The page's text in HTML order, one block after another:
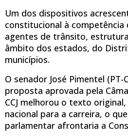
Um dos dispositivos
constitucional à competência
agentes de trânsito,
âmbito dos estados, do
municípios.
O senador José Pimentel (PT-
proposta aprovada pela
CCJ melhorou o texto
nacional para a carreira, o
parlamentar afrontaria a